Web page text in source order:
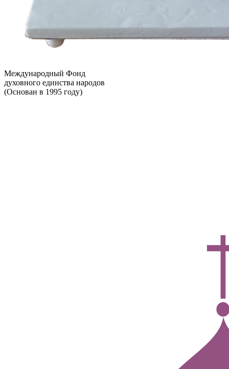
Международный Фонд
духовного единства народов
(Основан в 1995 году)